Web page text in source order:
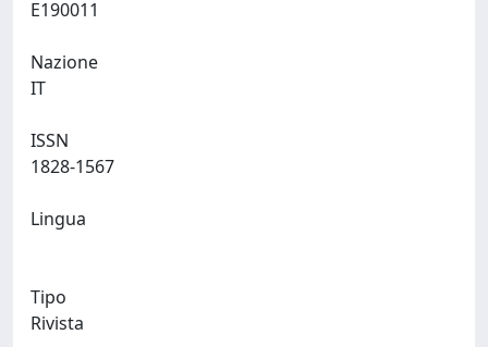
Nazione
ISSN
Lingua
Tipo
Rivista